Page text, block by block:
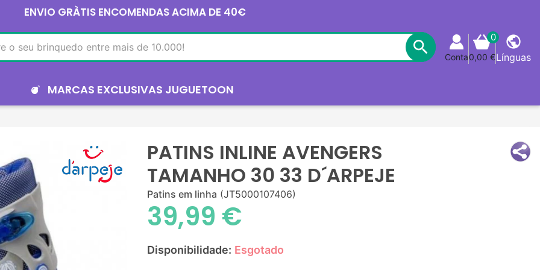
ENVIO GRÀTIS ENCOMENDAS ACIMA DE 40€

Conta
0
0,00 €
public
Línguas
MARCAS EXCLUSIVAS JUGUETOON
PATINS INLINE AVENGERS
TAMANHO 30 33 D´ARPEJE
Patins em linha (JT5000107406)
39,99 €
Disponibilidade: Esgotado